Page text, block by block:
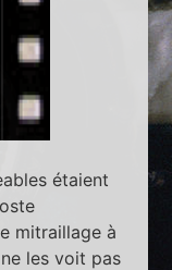
étaient
mitraillage à
les voit pas